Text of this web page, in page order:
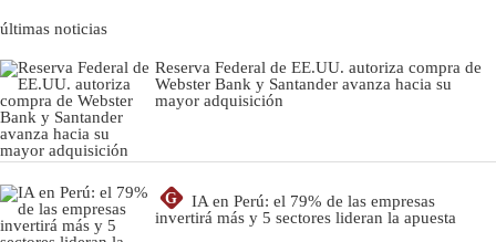
últimas noticias
Reserva Federal de EE.UU. autoriza compra de
Webster Bank y Santander avanza hacia su
mayor adquisición
G
IA en Perú: el 79% de las empresas
invertirá más y 5 sectores lideran la apuesta